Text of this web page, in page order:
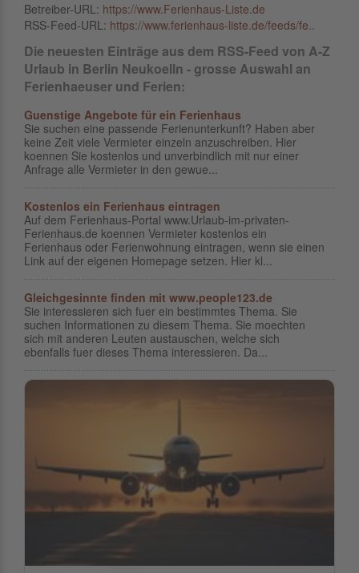
Betreiber-URL: https://www.Ferienhaus-Liste.de
RSS-Feed-URL: https://www.ferienhaus-liste.de/feeds/fe..
Die neuesten Einträge aus dem RSS-Feed von A-Z
Urlaub in Berlin Neukoelln - grosse Auswahl an
Ferienhaeuser und Ferien:
Guenstige Angebote für ein Ferienhaus
Sie suchen eine passende Ferienunterkunft? Haben aber
keine Zeit viele Vermieter einzeln anzuschreiben. Hier
koennen Sie kostenlos und unverbindlich mit nur einer
Anfrage alle Vermieter in den gewue...
Kostenlos ein Ferienhaus eintragen
Auf dem Ferienhaus-Portal www.Urlaub-im-privaten-
Ferienhaus.de koennen Vermieter kostenlos ein
Ferienhaus oder Ferienwohnung eintragen, wenn sie einen
Link auf der eigenen Homepage setzen. Hier kl...
Gleichgesinnte finden mit www.people123.de
Sie interessieren sich fuer ein bestimmtes Thema. Sie
suchen Informationen zu diesem Thema. Sie moechten
sich mit anderen Leuten austauschen, welche sich
ebenfalls fuer dieses Thema interessieren. Da...